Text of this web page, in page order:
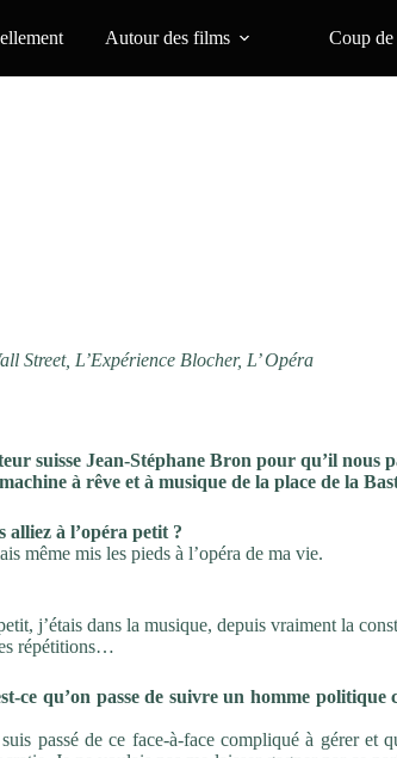
Autour des films Coup de
Street, L’Expérience Blocher, L’ Opéra
suisse Jean-Stéphane Bron pour qu’il nous
à rêve et à musique de la place de la
alliez à l’opéra petit ?
même mis les pieds à l’opéra de ma vie.
j’étais dans la musique, depuis vraiment la
répétitions…
ce qu’on passe de suivre un homme politique
passé de ce face-à-face compliqué à gérer et